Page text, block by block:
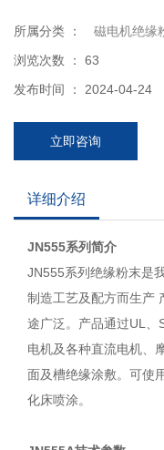
所属分类 ：
磁电机绝缘
浏览次数 ： 63
发布时间 ： 2024-04-24
立即咨询
详细介绍
JN555系列简介
JN555系列绝缘粉末是
制造工艺及配方而生产
途广泛。产品通过UL、
电机及各种直流电机、
面及槽绝缘涂敷。可使
化床喷涂。